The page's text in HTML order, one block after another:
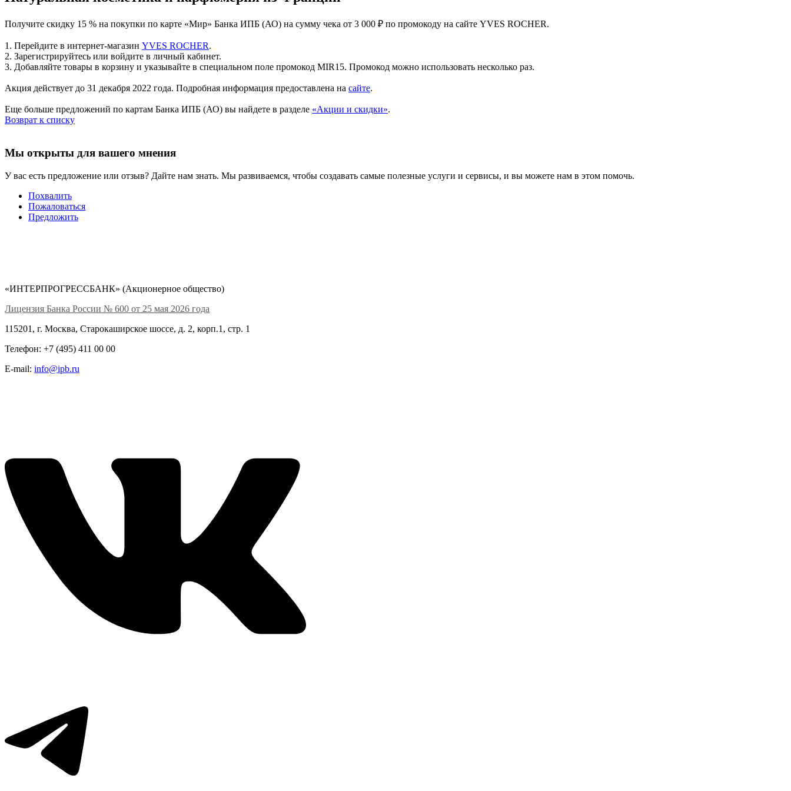
Получите скидку 15 % на покупки по карте «Мир» Банка ИПБ (АО) на сумму чека от 3 000 ₽ по промокоду на сайте YVES ROCHER.
1. Перейдите в интернет-магазин YVES ROCHER.
2. Зарегистрируйтесь или войдите в личный кабинет.
3. Добавляйте товары в корзину и указывайте в специальном поле промокод MIR15. Промокод можно использовать несколько раз.
Акция действует до 31 декабря 2022 года. Подробная информация предоставлена на сайте.
Еще больше предложений по картам Банка ИПБ (АО) вы найдете в разделе «Акции и скидки».
Возврат к списку
Мы открыты для вашего мнения
У вас есть предложение или отзыв? Дайте нам знать. Мы развиваемся, чтобы создавать самые полезные услуги и сервисы, и вы можете нам в этом помочь.
Похвалить
Пожаловаться
Предложить
«ИНТЕРПРОГРЕССБАНК» (Акционерное общество)
Лицензия Банка России № 600 от 25 мая 2026 года
115201, г. Москва, Старокаширское шоссе, д. 2, корп.1, стр. 1
Телефон: +7 (495) 411 00 00
E-mail: info@ipb.ru